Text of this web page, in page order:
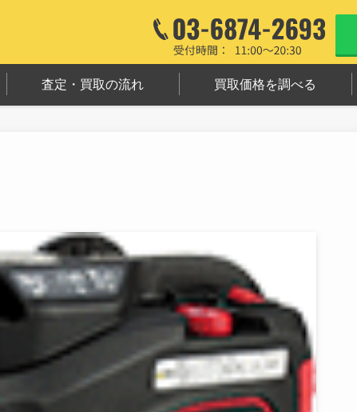
査定・買取の流れ 買取価格を調べる